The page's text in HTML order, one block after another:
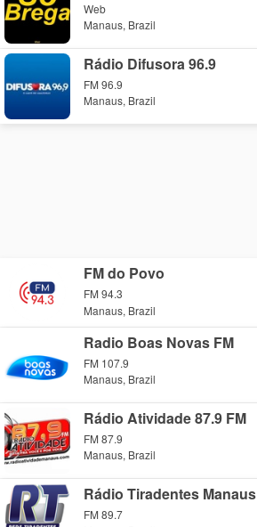
Web
Manaus, Brazil
Rádio Difusora 96.9
FM 96.9
Manaus, Brazil
FM do Povo
FM 94.3
Manaus, Brazil
Radio Boas Novas FM
FM 107.9
Manaus, Brazil
Rádio Atividade 87.9 FM
FM 87.9
Manaus, Brazil
Rádio Tiradentes Manaus
FM 89.7